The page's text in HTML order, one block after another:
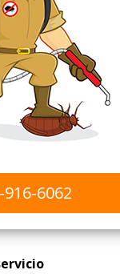
916-6062